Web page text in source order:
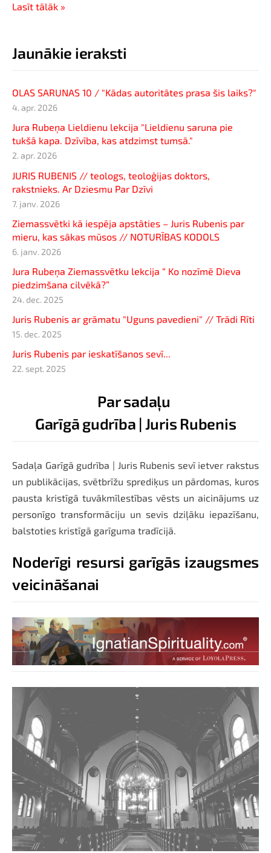
Jaunākie ieraksti
OLAS SARUNAS 10 / "Kādas autoritātes prasa šis laiks?"
4. apr. 2026
Jura Rubeņa Lieldienu lekcija "Lieldienu saruna pie
tukšā kapa. Dzīvība, kas atdzimst tumsā."
2. apr. 2026
JURIS RUBENIS // teologs, teoloģijas doktors,
rakstnieks. Ar Dziesmu Par Dzīvi
7. janv. 2026
Ziemassvētki kā iespēja apstāties – Juris Rubenis par
mieru, kas sākas mūsos // NOTURĪBAS KODOLS
6. janv. 2026
Jura Rubeņa Ziemassvētku lekcija “ Ko nozīmē Dieva
piedzimšana cilvēkā?”
24. dec. 2025
Juris Rubenis ar grāmatu "Uguns pavedieni" // Trādi Rīti
15. dec. 2025
Juris Rubenis par ieskatīšanos sevī...
22. sept. 2025
Par sadaļu
Garīgā gudrība | Juris Rubenis
Sadaļa Garīgā gudrība | Juris Rubenis sevī ietver rakstus
un publikācijas, svētbrīžu sprediķus un pārdomas, kuros
pausta kristīgā tuvākmīlestības vēsts un aicinājums uz
personīgo transformāciju un sevis dziļāku iepazīšanu,
balstoties kristīgā garīguma tradīcijā.
Noderīgi resursi garīgās izaugsmes
veicināšanai
Lasīt tālāk »